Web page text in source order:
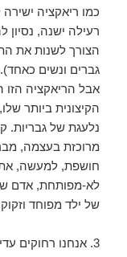
כמו ריאקציה
רעילה ישנה,
הצורך לשנות את
גברים ונשים כאחד).
אבל הריאקציה
הקיצונית ביותר
נלעגת של גבריות.
מרוכזת בעצמה,
חושפת, למעשה, את
לא-מפותחת, אדם
של ילד מפוחד
3. אנחנו רחוקים